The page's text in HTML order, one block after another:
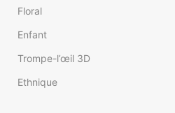
Floral
Enfant
Trompe-l’œil 3D
Ethnique